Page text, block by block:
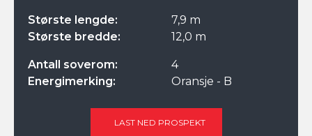
Største lengde:
7,9 m
Største bredde:
12,0 m
Antall soverom:
4
Energimerking:
Oransje - B
LAST NED PROSPEKT